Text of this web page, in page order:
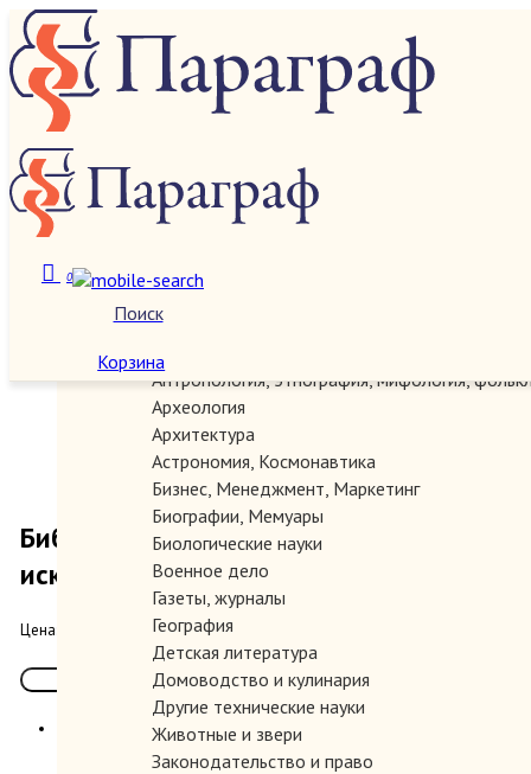
Поиск
0
Корзина
О нас
Категории
Автографы, документы, рукописи
Антропология, этнография, мифология,
Археология
Архитектура
Астрономия, Космонавтика
Бизнес, Менеджмент, Маркетинг
Биографии, Мемуары
Биологические науки
Военное дело
Газеты, журналы
География
Детская литература
Домоводство и кулинария
Другие технические науки
Животные и звери
Законодательство и право
Библиография изобразительного
искусства. Часть 1,Выпуск 2.
Цена: 1000.00 руб.